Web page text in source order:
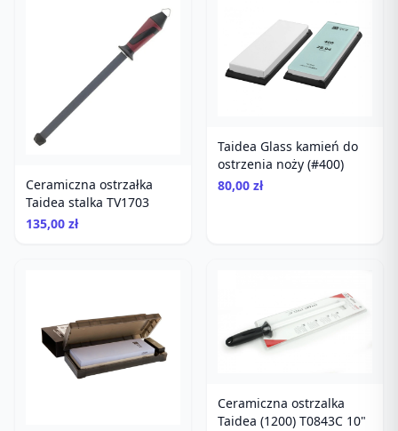
Ceramiczna ostrzałka
Taidea stalka TV1703
135,00 zł
Taidea Glass kamień do
ostrzenia noży (#400)
80,00 zł
Ceramiczna ostrzalka
Taidea (1200) T0843C 10"